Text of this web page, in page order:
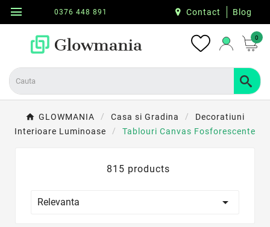
menu Contact Blog
0376 448 891
0
GLOWMANIA Casa si Gradina
Decoratiuni
Interioare Luminoase
Tablouri Canvas Fosforescente
815 products
Relevanta 